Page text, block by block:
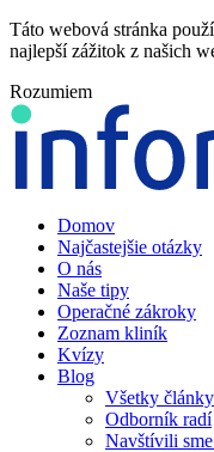
Táto webová stránka
najlepší zážitok z našich
Rozumiem
Domov
Najčastejšie otázky
O nás
Naše tipy
Operačné zákroky
Zoznam kliník
Kvízy
Blog
Všetky články
Odborník radí
Navštívili